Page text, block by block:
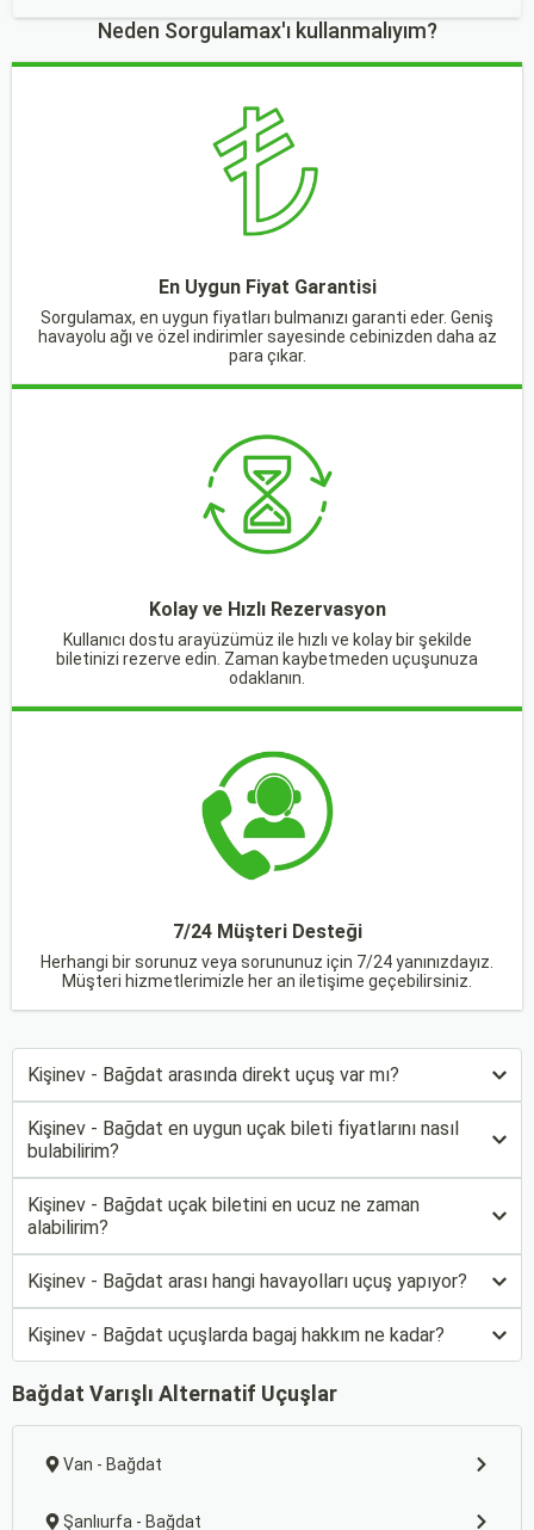
Neden Sorgulamax'ı kullanmalıyım?
En Uygun Fiyat Garantisi
Sorgulamax, en uygun fiyatları bulmanızı garanti eder. Geniş
havayolu ağı ve özel indirimler sayesinde cebinizden daha az
para çıkar.
Kolay ve Hızlı Rezervasyon
Kullanıcı dostu arayüzümüz ile hızlı ve kolay bir şekilde
biletinizi rezerve edin. Zaman kaybetmeden uçuşunuza
odaklanın.
7/24 Müşteri Desteği
Herhangi bir sorunuz veya sorununuz için 7/24 yanınızdayız.
Müşteri hizmetlerimizle her an iletişime geçebilirsiniz.
Kişinev - Bağdat arasında direkt uçuş var mı?
Kişinev - Bağdat en uygun uçak bileti fiyatlarını nasıl
bulabilirim?
Kişinev - Bağdat uçak biletini en ucuz ne zaman
alabilirim?
Kişinev - Bağdat arası hangi havayolları uçuş yapıyor?
Kişinev - Bağdat uçuşlarda bagaj hakkım ne kadar?
Bağdat Varışlı Alternatif Uçuşlar
Van - Bağdat
Şanlıurfa - Bağdat